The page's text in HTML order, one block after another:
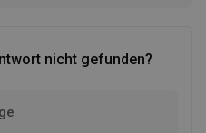
nicht gefunden?